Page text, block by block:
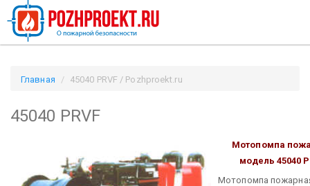
Главная 45040 PRVF / Pozhproekt.ru
45040 PRVF
Мотопомпа
модель 45040
Мотопомпа